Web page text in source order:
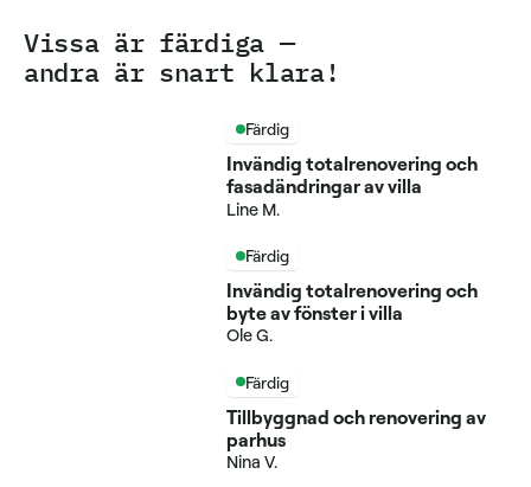
Vissa är färdiga —
andra är snart klara!
Färdig
Invändig totalrenovering och
fasadändringar av villa
Line M.
Färdig
Invändig totalrenovering och
byte av fönster i villa
Ole G.
Färdig
Tillbyggnad och renovering av
parhus
Nina V.